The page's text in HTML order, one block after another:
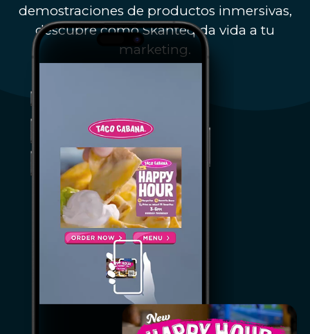
demostraciones de productos inmersivas,
descubre cómo Skanteq da vida a tu
marketing.